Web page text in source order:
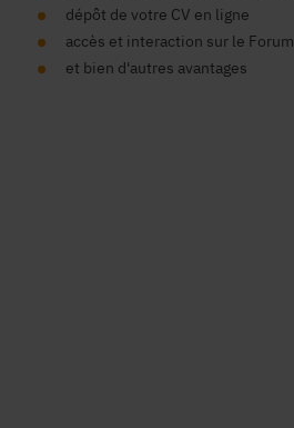
dépôt de votre CV en ligne
accès et interaction sur le Forum
et bien d'autres avantages